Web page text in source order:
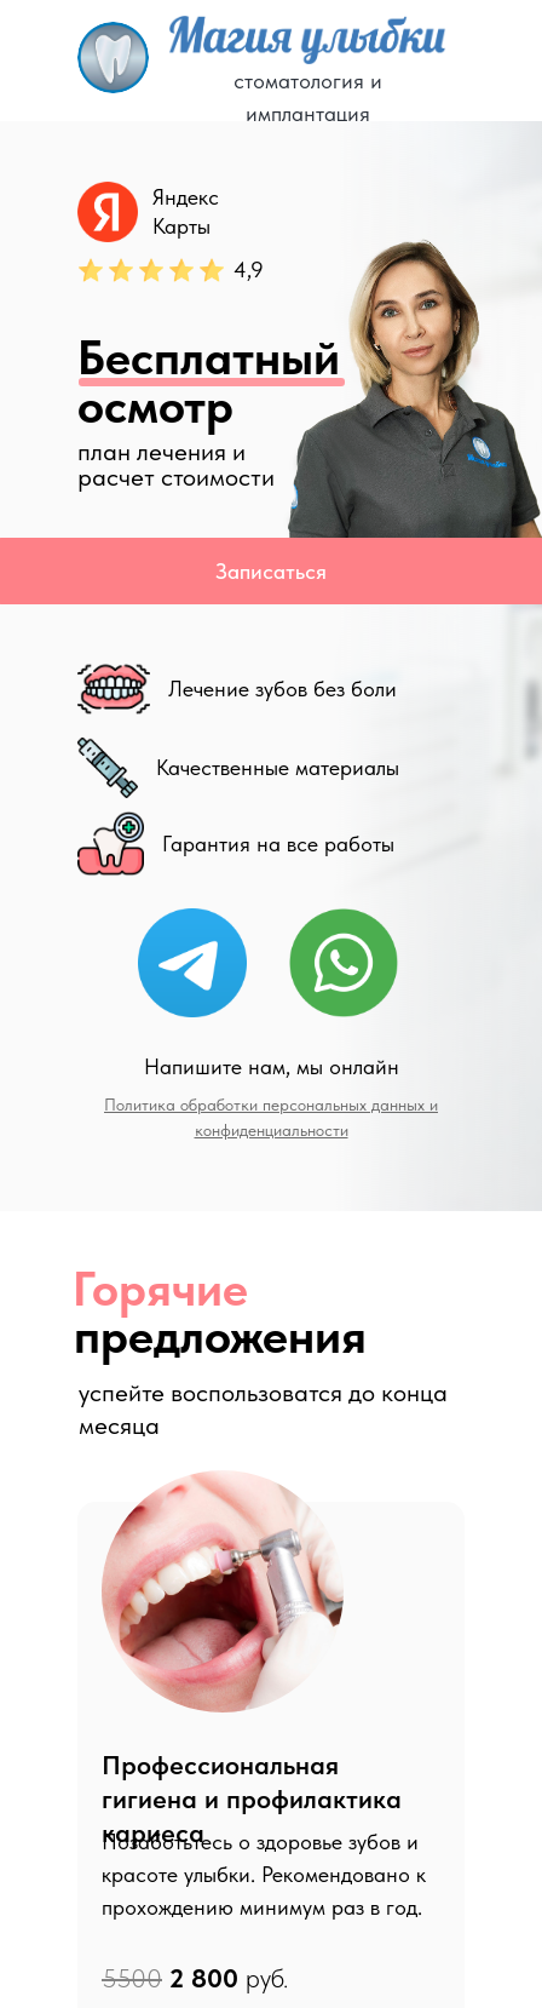
стоматология и
имплантация
Напишите нам, мы онлайн
план лечения и
расчет стоимости
Бесплатный
осмотр
Лечение зубов без боли
Качественные материалы
Записаться
Гарантия на все работы
4,9
Яндекс
Карты
Политика обработки персональных данных и
конфиденциальности
успейте воспользоватся до конца
месяца
Горячие
Позаботьтесь о здоровье зубов и
красоте улыбки. Рекомендовано к
прохождению минимум раз в год.
5500 2 800 руб.
Профессиональная
гигиена и профилактика
кариеса
предложения